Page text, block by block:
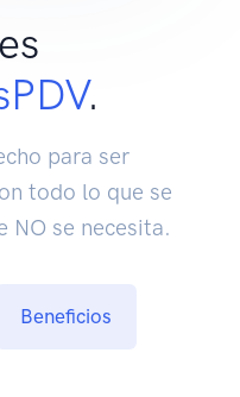
.
para ser
todo lo que se
NO se necesita.
Beneficios